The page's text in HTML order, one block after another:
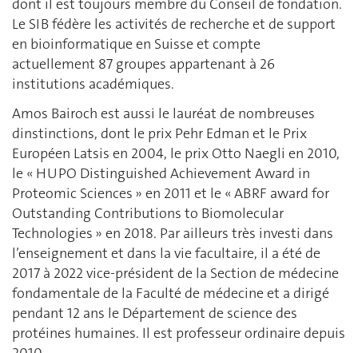
Le SIB fédère les activités de recherche et de support
en bioinformatique en Suisse et compte
actuellement 87 groupes appartenant à 26
institutions académiques.
Amos Bairoch est aussi le lauréat de nombreuses
dinstinctions, dont le prix Pehr Edman et le Prix
Européen Latsis en 2004, le prix Otto Naegli en 2010,
le « HUPO Distinguished Achievement Award in
Proteomic Sciences » en 2011 et le « ABRF award for
Outstanding Contributions to Biomolecular
Technologies » en 2018. Par ailleurs très investi dans
l’enseignement et dans la vie facultaire, il a été de
2017 à 2022 vice-président de la Section de médecine
fondamentale de la Faculté de médecine et a dirigé
pendant 12 ans le Département de science des
protéines humaines. Il est professeur ordinaire depuis